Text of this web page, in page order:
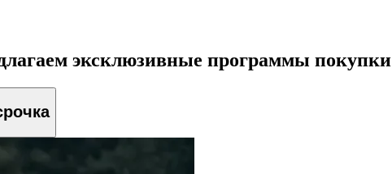
эксклюзивные программы покупки